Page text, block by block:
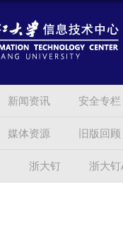
新闻资讯 安全专栏
媒体资源 旧版回顾
浙大钉 浙大